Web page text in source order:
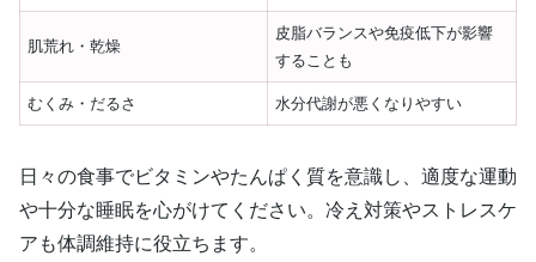
肌荒れ・乾燥
皮脂バランスや免疫低下が影響
することも
むくみ・だるさ 水分代謝が悪くなりやすい
日々の食事でビタミンやたんぱく質を意識し、適度な運動
や十分な睡眠を心がけてください。冷え対策やストレスケ
アも体調維持に役立ちます。